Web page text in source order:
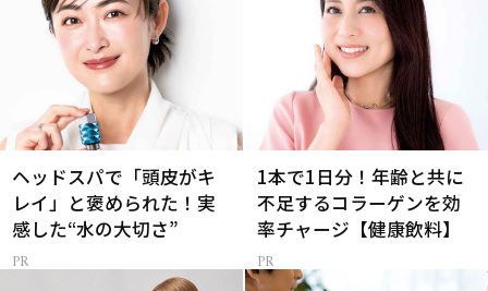
ヘッドスパで「頭皮がキ
レイ」と褒められた！実
感した“水の大切さ”
1本で1日分！年齢と共に
不足するコラーゲンを効
率チャージ【健康飲料】